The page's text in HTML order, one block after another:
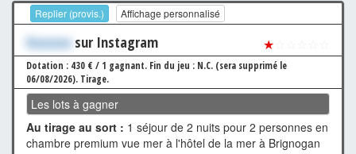
Replier (provis.) Affichage personnalisé
Xxxxxxx sur Instagram ★
Dotation : 430 € / 1 gagnant. Fin du jeu : N.C. (sera supprimé le
06/08/2026). Tirage.
Les lots à gagner
Au tirage au sort : 1 séjour de 2 nuits pour 2 personnes en
chambre premium vue mer à l'hôtel de la mer à Brignogan